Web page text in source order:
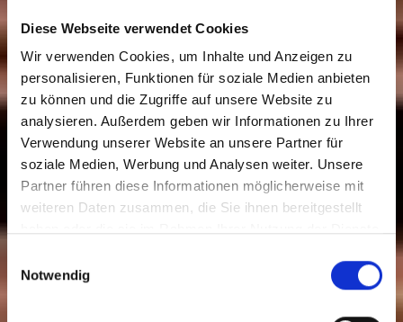
Diese Webseite verwendet Cookies
Wir verwenden Cookies, um Inhalte und Anzeigen zu
personalisieren, Funktionen für soziale Medien anbieten
zu können und die Zugriffe auf unsere Website zu
analysieren. Außerdem geben wir Informationen zu Ihrer
Verwendung unserer Website an unsere Partner für
soziale Medien, Werbung und Analysen weiter. Unsere
Partner führen diese Informationen möglicherweise mit
weiteren Daten zusammen, die Sie ihnen bereitgestellt
Notwendig
Freizeit & Ausflüge